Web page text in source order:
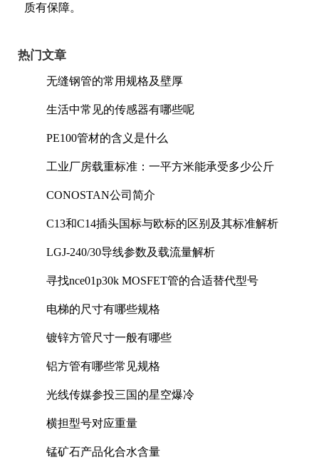
质有保障。
热门文章
无缝钢管的常用规格及壁厚
生活中常见的传感器有哪些呢
PE100管材的含义是什么
工业厂房载重标准：一平方米能承受多少公斤
CONOSTAN公司简介
C13和C14插头国标与欧标的区别及其标准解析
LGJ-240/30导线参数及载流量解析
寻找nce01p30k MOSFET管的合适替代型号
电梯的尺寸有哪些规格
镀锌方管尺寸一般有哪些
铝方管有哪些常见规格
光线传媒参投三国的星空爆冷
横担型号对应重量
锰矿石产品化合水含量